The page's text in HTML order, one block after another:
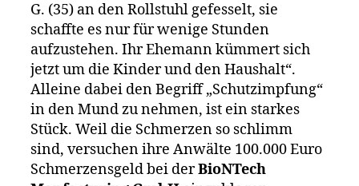
Mann
sich
(2,
G. (35) an den Rollstuhl gefesselt, sie
schaffte es nur für wenige Stunden
aufzustehen. Ihr Ehemann kümmert sich
jetzt um die Kinder und den Haushalt“.
Alleine dabei den Begriff „Schutzimpfung“
in den Mund zu nehmen, ist ein starkes
Stück. Weil die Schmerzen so schlimm
sind, versuchen ihre Anwälte 100.000 Euro
Schmerzensgeld bei derBioNTech